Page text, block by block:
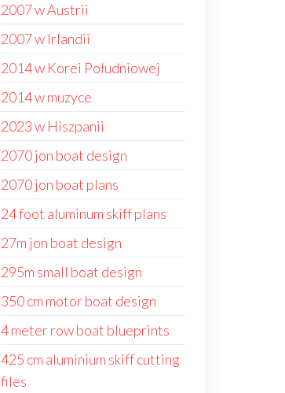
2007 w Austrii
2007 w Irlandii
2014 w Korei Południowej
2014 w muzyce
2023 w Hiszpanii
2070 jon boat design
2070 jon boat plans
24 foot aluminum skiff plans
27m jon boat design
295m small boat design
350 cm motor boat design
4 meter row boat blueprints
425 cm aluminium skiff cutting
files